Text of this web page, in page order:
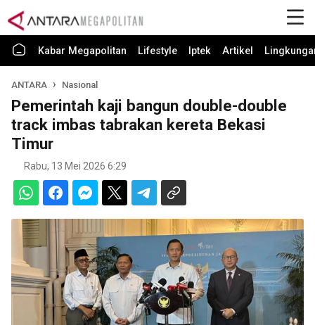
Kabar Megapolitan Lifestyle Iptek Artikel
ANTARA Nasional
Pemerintah kaji bangun double-double
track imbas tabrakan kereta Bekasi
Timur
Rabu, 13 Mei 2026 6:29